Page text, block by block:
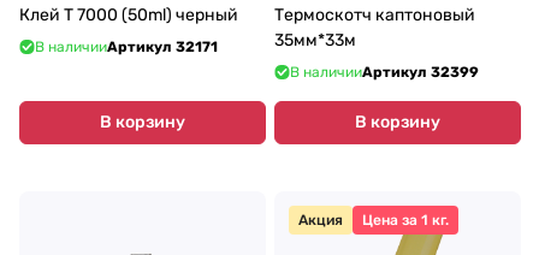
Клей T 7000 (50ml) черный
В наличииАртикул 32171
В корзину
Термоскотч каптоновый
35мм*33м
В наличииАртикул 32399
В корзину
Акция Цена за 1 кг.